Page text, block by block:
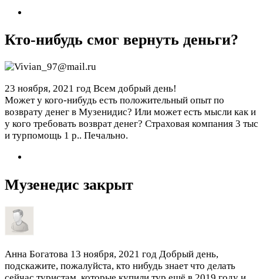
Кто-нибудь смог вернуть деньги?
23 ноября, 2021 год Всем добрый день!
Может у кого-нибудь есть положительный опыт по
возврату денег в Музенидис? Или может есть мысли как и
у кого требовать возврат денег? Страховая компания 3 тыс
и турпомощь 1 р.. Печально.
Музенедис закрыт
Анна Богатова 13 ноября, 2021 год Добрый день,
подскажите, пожалуйста, кто нибудь знает что делать